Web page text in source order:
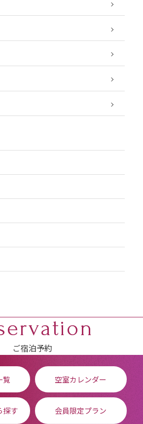
ご宿泊予約
覧 空室カレンダー
探す 会員限定プラン